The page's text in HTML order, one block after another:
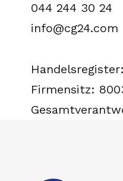
044 244 30 24
info@cg24.com
Firmensitz: